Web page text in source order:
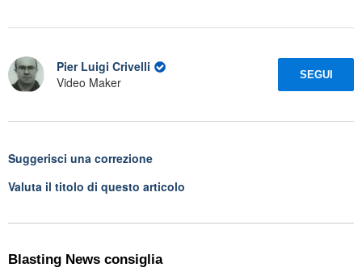
Pier Luigi Crivelli
Video Maker
SEGUI
Suggerisci una correzione
Valuta il titolo di questo articolo
Blasting News consiglia